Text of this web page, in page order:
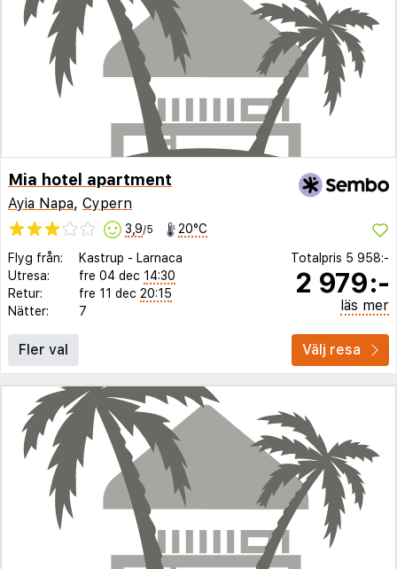
Mia hotel apartment
Ayia Napa, Cypern
3,9/5 20°C
Flyg från: Kastrup - Larnaca
Utresa:
fre 04 dec 14:30
Retur:
fre 11 dec 20:15
Nätter:
7
Totalpris 5 958:-
2 979:-
läs mer
Fler val Välj resa